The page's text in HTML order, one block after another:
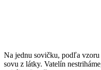
Na jednu sovičku, podľa
sovu z látky. Vatelín